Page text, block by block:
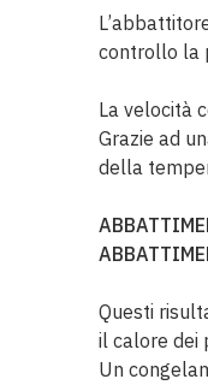
controllo la
La velocità
Grazie ad
della
Questi
il calore dei
Un